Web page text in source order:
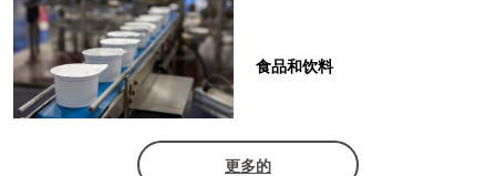
食品和饮料
更多的